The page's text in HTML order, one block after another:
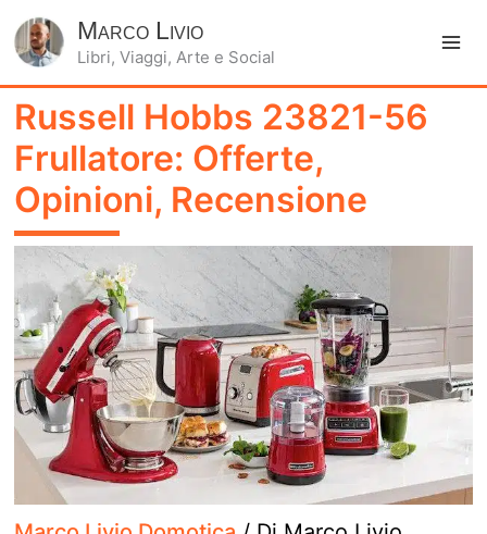
Marco Livio
Libri, Viaggi, Arte e Social
Russell Hobbs 23821-56
Frullatore: Offerte,
Opinioni, Recensione